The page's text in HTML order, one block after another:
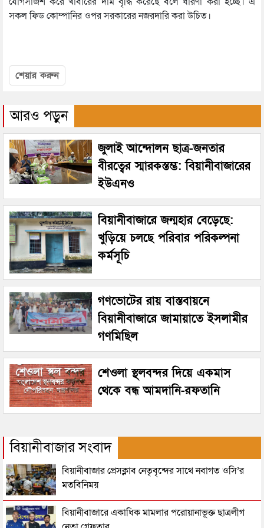
সকল ফিড কোম্পানির ওপর সরকারের নজরদারি করা উচিত।
শেয়ার করুন
আরও পড়ুন
জুলাই আন্দোলন ছাত্র-জনতার
বীরত্বের স্মারকস্তম্ভ: বিয়ানীবাজারের
ইউএনও
বিয়ানীবাজারে জন্মহার বেড়েছে:
খুড়িয়ে চলছে পরিবার পরিকল্পনা
কর্মসূচি
গণভোটের রায় বাস্তবায়নে
বিয়ানীবাজারে জামায়াতে ইসলামীর
গণমিছিল
শেওলা স্থলবন্দর দিয়ে একমাস
থেকে বন্ধ আমদানি-রফতানি
বিয়ানীবাজার সংবাদ
বিয়ানীবাজার প্রেসক্লাব নেতৃবৃন্দের সাথে নবাগত ওসি’র
মতবিনিময়
বিয়ানীবাজারে একাধিক মামলার পরোয়ানাভূক্ত ছাত্রলীগ